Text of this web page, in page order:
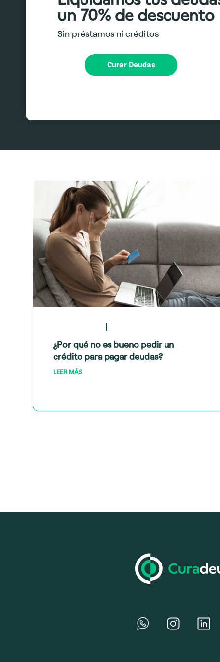
un 70% de descuento
Sin préstamos ni créditos
Curar Deudas
¿Por qué no es bueno pedir un
crédito para pagar deudas?
LEER MÁS